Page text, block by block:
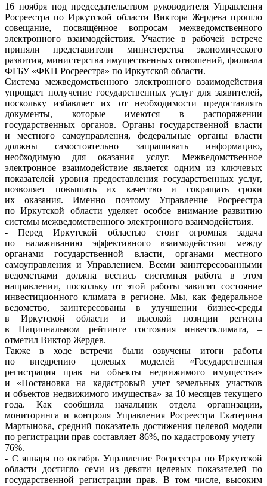
16 ноября под председательством руководителя Управления
Росреестра по Иркутской области Виктора Жердева прошло
совещание, посвящённое вопросам межведомственного
электронного взаимодействия. Участие в рабочей встрече
приняли представители министерства экономического
развития, министерства имущественных отношений, филиала
ФГБУ «ФКП Росреестра» по Иркутской области.
Система межведомственного электронного взаимодействия
упрощает получение государственных услуг для заявителей,
поскольку избавляет их от необходимости предоставлять
документы, которые имеются в распоряжении
государственных органов. Органы государственной власти
и местного самоуправления, федеральные органы власти
должны самостоятельно запрашивать информацию,
необходимую для оказания услуг. Межведомственное
электронное взаимодействие является одним из ключевых
показателей уровня предоставления государственных услуг,
позволяет повышать их качество и сокращать сроки
их оказания. Именно поэтому Управление Росреестра
по Иркутской области уделяет особое внимание развитию
системы межведомственного электронного взаимодействия.
- Перед Иркутской областью стоит огромная задача
по налаживанию эффективного взаимодействия между
органами государственной власти, органами местного
самоуправления и Управлением. Всеми заинтересованными
ведомствами должна вестись системная работа в этом
направлении, поскольку от этой работы зависит состояние
инвестиционного климата в регионе. Мы, как федеральное
ведомство, заинтересованы в улучшении бизнес-среды
в Иркутской области и высокой позиции региона
в Национальном рейтинге состояния инвестклимата, –
отметил Виктор Жердев.
Также в ходе встречи были озвучены итоги работы
по внедрению целевых моделей «Государственная
регистрация прав на объекты недвижимого имущества»
и «Постановка на кадастровый учет земельных участков
и объектов недвижимого имущества» за 10 месяцев текущего
года. Как сообщила начальник отдела организации,
мониторинга и контроля Управления Росреестра Екатерина
Мартынова, средний показатель достижения целевой модели
по регистрации прав составляет 86%, по кадастровому учету –
76%.
- С января по октябрь Управление Росреестра по Иркутской
области достигло семи из девяти целевых показателей по
государственной регистрации прав. В том числе, высоким